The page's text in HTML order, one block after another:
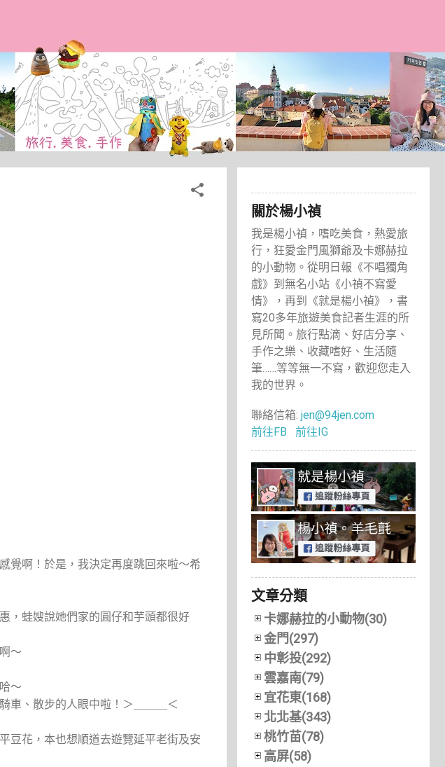
覺啊！於是，我決定再度跳回來啦～希
，蛙嫂說她們家的圓仔和芋頭都很好
～
～
車、散步的人眼中啦！＞＿＿＿＜
豆花，本也想順道去遊覽延平老街及安
關於楊小禎
我是楊小禎，嗜吃美食，熱愛旅
行，狂愛金門風獅爺及卡娜赫拉
的小動物。從明日報《不唱獨角
戲》到無名小站《小禎不寫愛
情》，再到《就是楊小禎》，書
寫20多年旅遊美食記者生涯的所
見所聞。旅行點滴、好店分享、
手作之樂、收藏嗜好、生活隨
筆……等等無一不寫，歡迎您走入
我的世界。
聯絡信箱: jen@94jen.com
前往FB
前往IG
文章分類
卡娜赫拉的小動物(30)
金門(297)
中彰投(292)
雲嘉南(79)
宜花東(168)
北北基(343)
桃竹苗(78)
高屏(58)